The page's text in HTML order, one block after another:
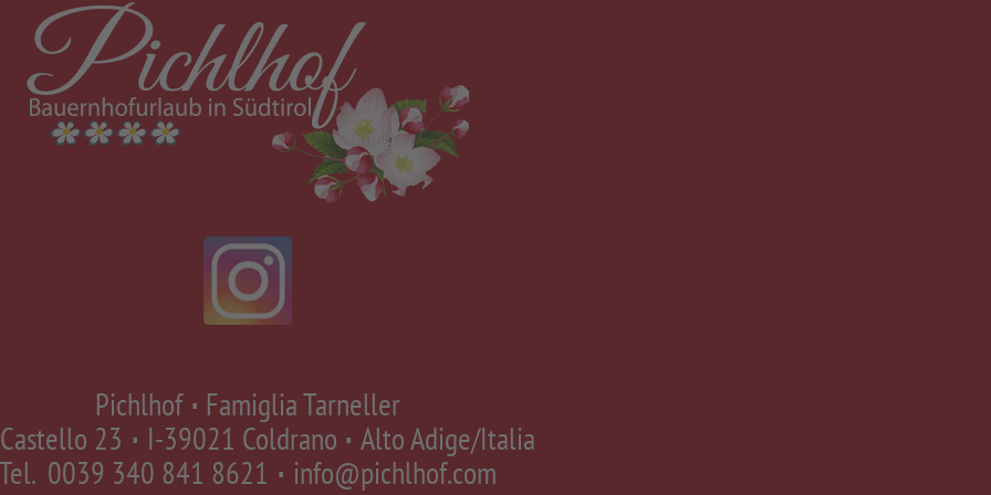
Pichlhof ∎
Famiglia Tarneller
23
∎ I-39021 Coldrano ∎
Alto Adige/Italia
Tel. 0039 340 841 8621 ∎
info@pichlhof.com